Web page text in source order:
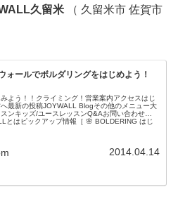
久留米
（ 久留米市 佐賀市
ォールでボルダリングをはじめよう！
よう！！クライミング！営業案内アクセスはじ
最新の投稿JOYWALL Blogその他のメニュー大
スンキッズ/ユースレッスンQ&Aお問い合わせ
とはピックアップ情報［ 🌸 BOLDERING はじ
2014.04.14